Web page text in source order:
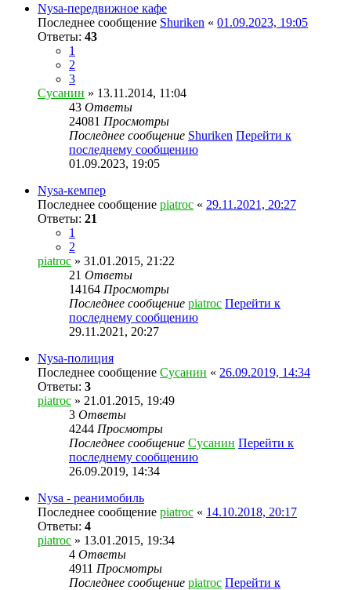
Nysa-передвижное кафе
Последнее сообщение Shuriken « 01.09.2023, 19:05
Ответы: 43
1
2
3
Сусанин » 13.11.2014, 11:04
43 Ответы
24081 Просмотры
Последнее сообщение Shuriken Перейти к
последнему сообщению
01.09.2023, 19:05
Nysa-кемпер
Последнее сообщение piatroc « 29.11.2021, 20:27
Ответы: 21
1
2
piatroc » 31.01.2015, 21:22
21 Ответы
14164 Просмотры
Последнее сообщение piatroc Перейти к
последнему сообщению
29.11.2021, 20:27
Nysa-полиция
Последнее сообщение Сусанин « 26.09.2019, 14:34
Ответы: 3
piatroc » 21.01.2015, 19:49
3 Ответы
4244 Просмотры
Последнее сообщение Сусанин Перейти к
последнему сообщению
26.09.2019, 14:34
Nysa - реанимобиль
Последнее сообщение piatroc « 14.10.2018, 20:17
Ответы: 4
piatroc » 13.01.2015, 19:34
4 Ответы
4911 Просмотры
Последнее сообщение piatroc Перейти к